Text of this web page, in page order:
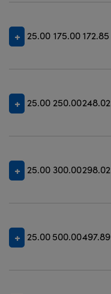
25.00 175.00172.85
25.00 250.00248.02
25.00 300.00298.02
25.00 500.00497.89